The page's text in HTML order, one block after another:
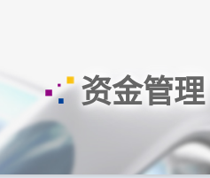
资金管理